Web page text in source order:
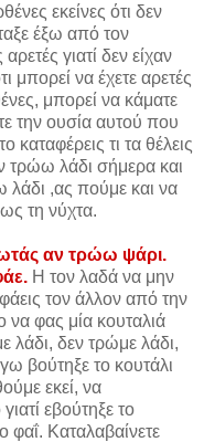
εκείνες ότι δεν
έξω από τον
γιατί δεν είχαν
μπορεί να έχετε αρετές
μπορεί να κάματε
την ουσία αυτού που
καταφέρεις τι τα θέλεις
τρώω λάδι σήμερα και
,ας πούμε και να
τη νύχτα.
αν τρώω ψάρι.
Η τον λαδά να μην
τον άλλον από την
να φας μία κουταλιά
λάδι, δεν τρώμε λάδι,
βούτηξε το κουτάλι
εκεί, να
εβούτηξε το
Καταλαβαίνετε